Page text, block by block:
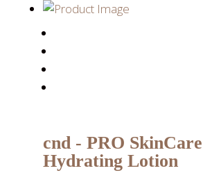
cnd - PRO SkinCare
Hydrating Lotion